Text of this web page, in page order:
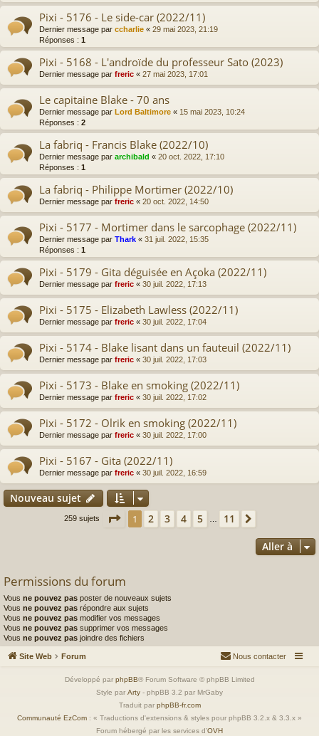
Pixi - 5176 - Le side-car (2022/11)
Dernier message par ccharlie « 29 mai 2023, 21:19
Réponses : 1
Pixi - 5168 - L'androïde du professeur Sato (2023)
Dernier message par freric « 27 mai 2023, 17:01
Le capitaine Blake - 70 ans
Dernier message par Lord Baltimore « 15 mai 2023, 10:24
Réponses : 2
La fabriq - Francis Blake (2022/10)
Dernier message par archibald « 20 oct. 2022, 17:10
Réponses : 1
La fabriq - Philippe Mortimer (2022/10)
Dernier message par freric « 20 oct. 2022, 14:50
Pixi - 5177 - Mortimer dans le sarcophage (2022/11)
Dernier message par Thark « 31 juil. 2022, 15:35
Réponses : 1
Pixi - 5179 - Gita déguisée en Açoka (2022/11)
Dernier message par freric « 30 juil. 2022, 17:13
Pixi - 5175 - Elizabeth Lawless (2022/11)
Dernier message par freric « 30 juil. 2022, 17:04
Pixi - 5174 - Blake lisant dans un fauteuil (2022/11)
Dernier message par freric « 30 juil. 2022, 17:03
Pixi - 5173 - Blake en smoking (2022/11)
Dernier message par freric « 30 juil. 2022, 17:02
Pixi - 5172 - Olrik en smoking (2022/11)
Dernier message par freric « 30 juil. 2022, 17:00
Pixi - 5167 - Gita (2022/11)
Dernier message par freric « 30 juil. 2022, 16:59
Nouveau sujet
259 sujets Page 1sur 11
1 2 3 4 5 11
Aller à
Permissions du forum
Vous ne pouvez pas poster de nouveaux sujets
Vous ne pouvez pas répondre aux sujets
Vous ne pouvez pas modifier vos messages
Vous ne pouvez pas supprimer vos messages
Vous ne pouvez pas joindre des fichiers
Site Web Forum Nous contacter
Développé par phpBB® Forum Software © phpBB Limited
Style par Arty - phpBB 3.2 par MrGaby
Traduit par phpBB-fr.com
Communauté EzCom : « Traductions d'extensions & styles pour phpBB 3.2.x & 3.3.x »
Forum hébergé par les services d’OVH